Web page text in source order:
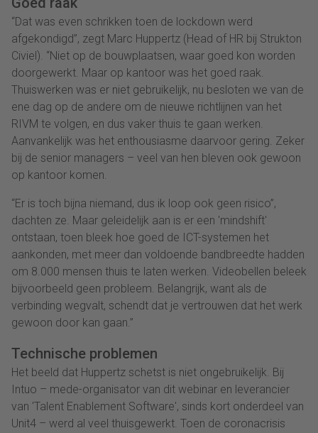
“Dat was even schrikken toen de lockdown werd
afgekondigd”, zegt Marc Huppertz (Head of HR bij Strukton
Civiel). “Niet op de bouwplaatsen, waar goed kon worden
doorgewerkt. Maar op kantoor was het goed raak.
Thuiswerken was er niet gebruikelijk, nu besloten we van de
ene dag op de andere om de nieuwe richtlijnen van het
RIVM te volgen, en dus vaker thuis te gaan werken.
Aanvankelijk was het enthousiasme daarvoor gering. Zeker
bij de senior managers – veel van hen bleven ook gewoon
op kantoor komen.
“Er is toch bijna niemand, dus ik loop ook geen risico”,
dachten ze. Maar geleidelijk aan is er een 'mindshift'
ontstaan, toen bleek hoe goed de ICT-systemen het
aankonden, met meer dan voldoende bandbreedte hadden
om 8.000 mensen thuis te laten werken. Videobellen beleek
bijvoorbeeld geen probleem. Belangrijk, want als de
verbinding wegvalt, schendt dat je vertrouwen dat het werk
gewoon door kan gaan.”
Technische problemen
Het beeld dat Huppertz schetst is niet ongebruikelijk. Bij
Intuo – mede-organisator van dit webinar en leverancier
van 'Talent Enablement Software', sinds kort onderdeel van
Unit4 – werd al veel thuisgewerkt. Toen de coronacrisis